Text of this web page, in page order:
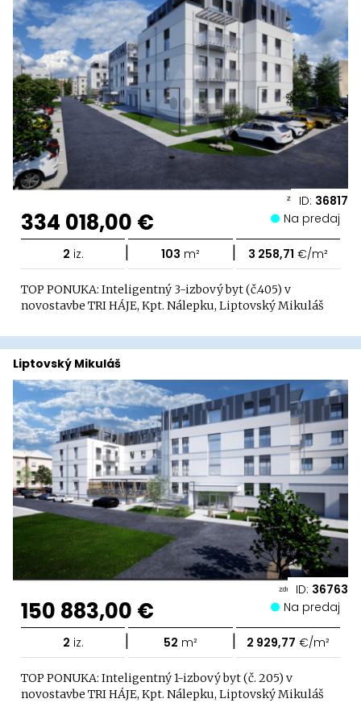
ID: 36817
334 018,00 € Na predaj
2 iz. | 103 m² | 3 258,71 €/m²
TOP PONUKA: Inteligentný 3-izbový byt (č.405) v
novostavbe TRI HÁJE, Kpt. Nálepku, Liptovský Mikuláš
ID: 36763
Liptovský Mikuláš
150 883,00 € Na predaj
2 iz. | 52 m² | 2 929,77 €/m²
TOP PONUKA: Inteligentný 1-izbový byt (č. 205) v
novostavbe TRI HÁJE, Kpt. Nálepku, Liptovský Mikuláš